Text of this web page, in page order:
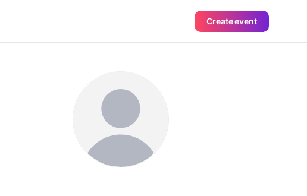
Create event